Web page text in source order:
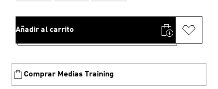
Añadir al carrito
Comprar Medias Training